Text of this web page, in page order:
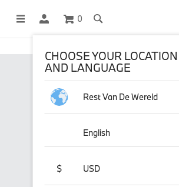
0
DEZE WEBSHOP WORDT BEHEERD DOOR
CHOOSE YOUR LOCATION
AND LANGUAGE
Rest Van De Wereld
English
$ USD